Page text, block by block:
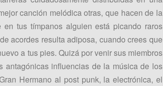
canción melódica otras, que hacen de la
tus tímpanos alguien está picando raros
acordes resulta adiposa, cuando crees que
a tus pies. Quizá por venir sus miembros
antagónicas influencias de la música de los
Hermano al post punk, la electrónica, el